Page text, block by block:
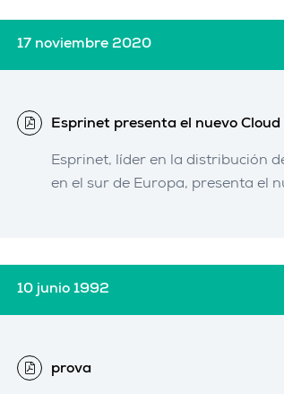
17 noviembre 2020
Esprinet presenta el nuevo
Esprinet, líder en la distribución
en el sur de Europa, presenta el
10 junio 1992
prova